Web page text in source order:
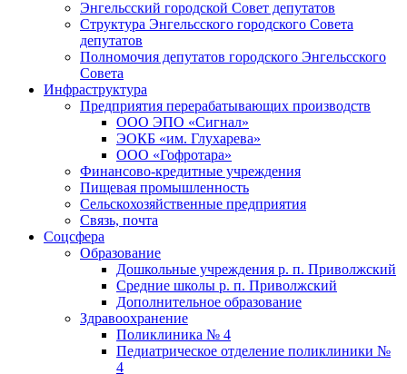
Энгельсский городской Совет депутатов
Структура Энгельсского городского Совета
депутатов
Полномочия депутатов городского Энгельсского
Совета
Инфраструктура
Предприятия перерабатывающих производств
ООО ЭПО «Сигнал»
ЭОКБ «им. Глухарева»
ООО «Гофротара»
Финансово-кредитные учреждения
Пищевая промышленность
Сельскохозяйственные предприятия
Связь, почта
Соцсфера
Образование
Дошкольные учреждения р. п. Приволжский
Средние школы р. п. Приволжский
Дополнительное образование
Здравоохранение
Поликлиника № 4
Педиатрическое отделение поликлиники №
4